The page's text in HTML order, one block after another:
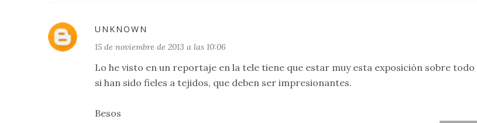
UNKNOWN
15 de noviembre de 2013 a las 10:06
Lo he visto en un reportaje en la tele tiene que estar muy esta exposición sobre todo
si han sido fieles a tejidos, que deben ser impresionantes.
Besos